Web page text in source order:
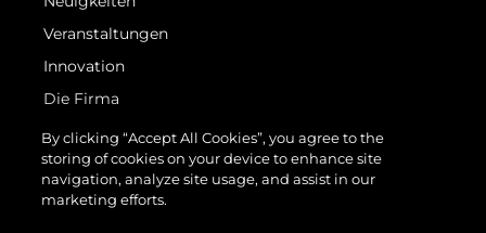
Veranstaltungen
Innovation
Die Firma
Das Team
Lifestyle
Geschichte
By clicking “Accept All Cookies”, you agree to the
storing of cookies on your device to enhance site
navigation, analyze site usage, and assist in our
marketing efforts.